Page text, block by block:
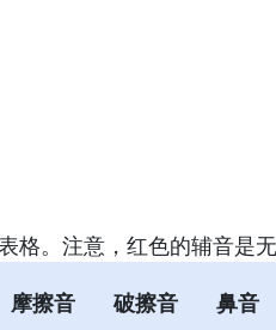
格。注意，红色的辅音是
摩擦音 破擦音 鼻音